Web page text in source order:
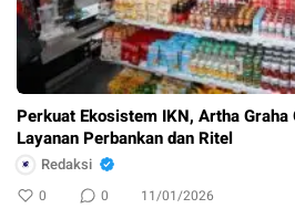
Perkuat Ekosistem IKN, Artha
Layanan Perbankan dan Ritel
Redaksi
0 0 11/01/2026